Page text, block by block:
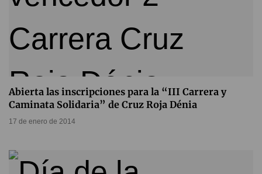
Abierta las inscripciones para la “III Carrera y
Caminata Solidaria” de Cruz Roja Dénia
17 de enero de 2014